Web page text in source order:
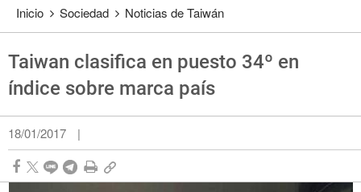
Inicio Sociedad Noticias de Taiwán
Taiwan clasifica en puesto 34º en
índice sobre marca país
18/01/2017 |